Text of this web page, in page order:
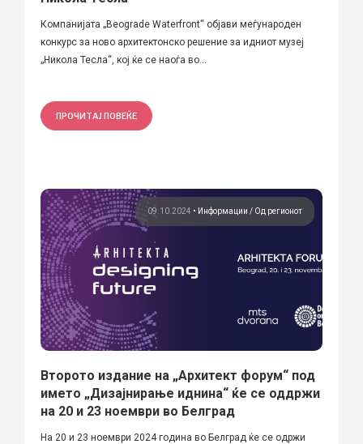
Компанијата „Beograde Waterfront“ објави меѓународен
конкурс за ново архитектонско решение за идниот музеј
„Никола Тесла“, кој ќе се наоѓа во...
ПРОЧИТАЈ ПОВЕЌЕ
09.10.2024 • Информации Од регионот
Второто издание на „Архитект форум“ под
името „Дизајнирање иднина“ ќе се оддржи
на 20 и 23 ноември во Белград
На 20 и 23 ноември 2024 година во Белград ќе се одржи